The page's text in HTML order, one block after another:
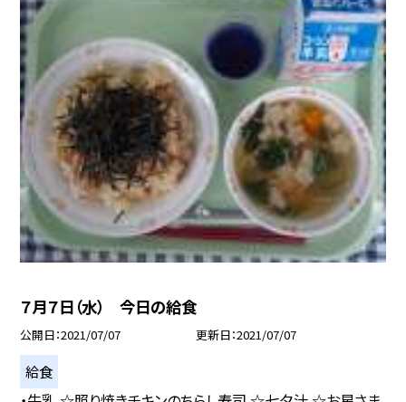
７月７日（水） 今日の給食
公開日 2021/07/07 更新日 2021/07/07
給食